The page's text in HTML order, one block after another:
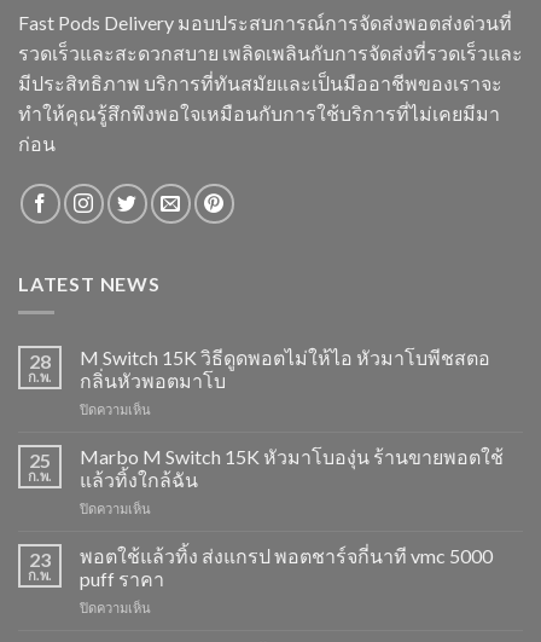
Fast Pods Delivery มอบประสบการณ์การจัดส่งพอตส่งด่วนที่
รวดเร็วและสะดวกสบาย เพลิดเพลินกับการจัดส่งที่รวดเร็วและ
มีประสิทธิภาพ บริการที่ทันสมัยและเป็นมืออาชีพของเราจะ
ทำให้คุณรู้สึกพึงพอใจเหมือนกับการใช้บริการที่ไม่เคยมีมา
ก่อน
LATEST NEWS
28
ก.พ.
M Switch 15K วิธีดูดพอตไม่ให้ไอ หัวมาโบพีชสตอ
กลิ่นหัวพอตมาโบ
ปิดความเห็น
Switch
15K
วิธี
ดูด
ไม่
ให้
หัว
25
ก.พ.
Marbo M Switch 15K หัวมาโบองุ่น ร้านขายพอตใช้
แล้วทิ้งใกล้ฉัน
ปิดความเห็น
M
15K
หัว
23
ก.พ.
พอตใช้แล้วทิ้ง ส่งแกรป พอตชาร์จกี่นาที vmc 5000
puff ราคา
ปิดความเห็น